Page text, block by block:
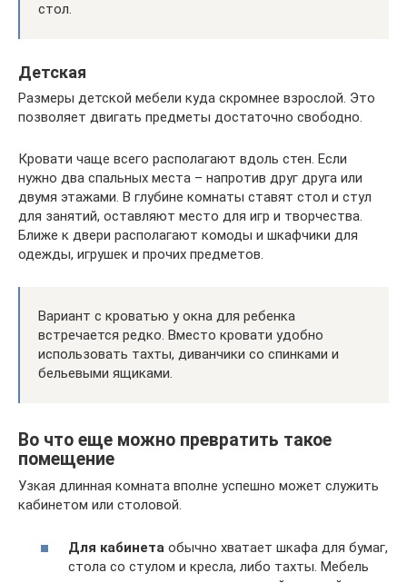
стол.
Детская
Размеры детской мебели куда скромнее взрослой. Это
позволяет двигать предметы достаточно свободно.
Кровати чаще всего располагают вдоль стен. Если
нужно два спальных места – напротив друг друга или
двумя этажами. В глубине комнаты ставят стол и стул
для занятий, оставляют место для игр и творчества.
Ближе к двери располагают комоды и шкафчики для
одежды, игрушек и прочих предметов.
Вариант с кроватью у окна для ребенка
встречается редко. Вместо кровати удобно
использовать тахты, диванчики со спинками и
бельевыми ящиками.
Во что еще можно превратить такое
помещение
Узкая длинная комната вполне успешно может служить
кабинетом или столовой.
Для кабинета обычно хватает шкафа для бумаг,
стола со стулом и кресла, либо тахты. Мебель